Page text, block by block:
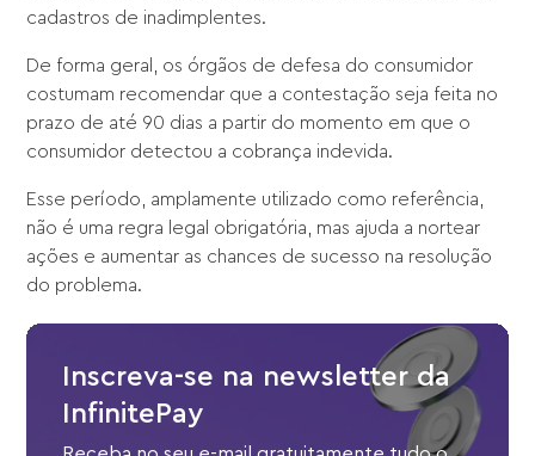
cadastros de inadimplentes.
De forma geral, os órgãos de defesa do consumidor
costumam recomendar que a contestação seja feita no
prazo de até 90 dias a partir do momento em que o
consumidor detectou a cobrança indevida.
Esse período, amplamente utilizado como referência,
não é uma regra legal obrigatória, mas ajuda a nortear
ações e aumentar as chances de sucesso na resolução
do problema.
Inscreva-se na newsletter da
InfinitePay